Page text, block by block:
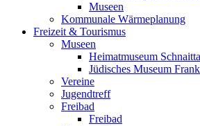
Museen
Kommunale Wärmeplanung
Freizeit & Tourismus
Museen
Heimatmuseum
Jüdisches Museum
Vereine
Jugendtreff
Freibad
Freibad